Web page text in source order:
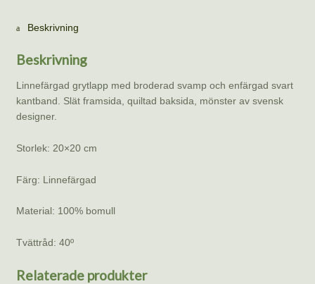
Beskrivning
Beskrivning
Linnefärgad grytlapp med broderad svamp och enfärgad svart
kantband. Slät framsida, quiltad baksida, mönster av svensk
designer.
Storlek: 20×20 cm
Färg: Linnefärgad
Material: 100% bomull
Tvättråd: 40º
Relaterade produkter